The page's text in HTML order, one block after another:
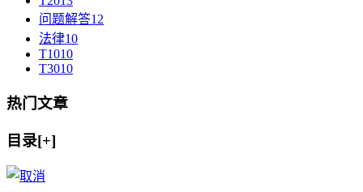
问题解答12
法律10
T1010
T3010
热门文章
目录[+]